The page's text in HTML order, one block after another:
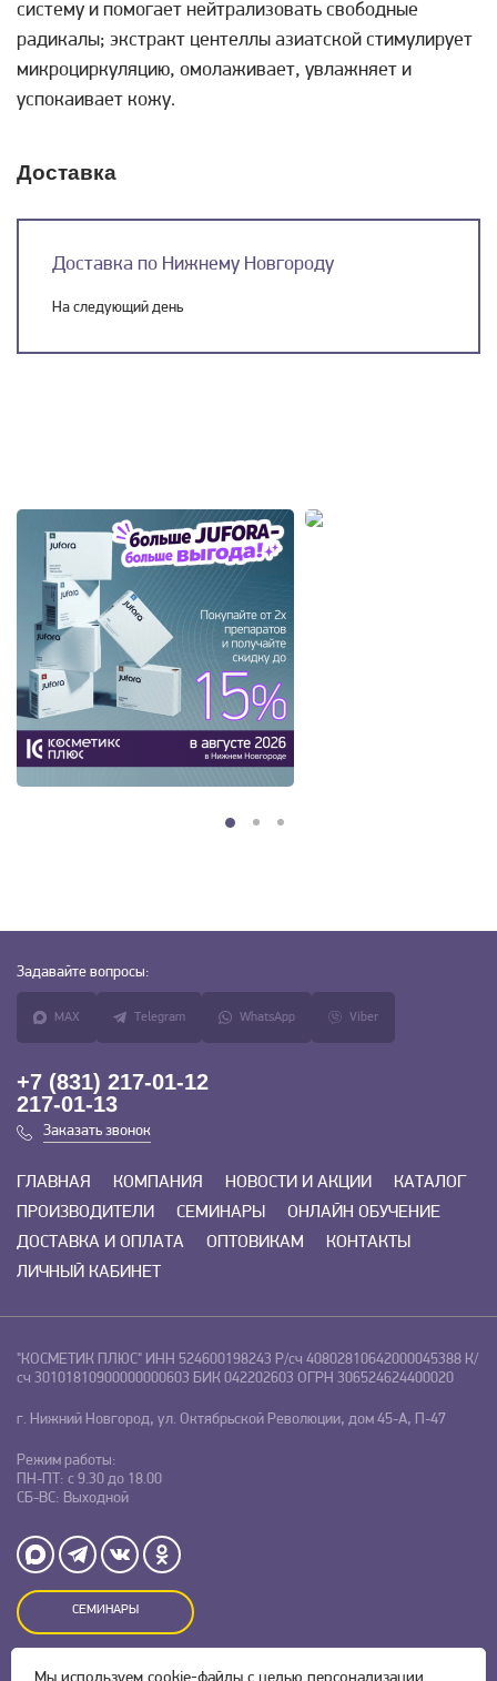
систему и помогает нейтрализовать свободные
радикалы; экстракт центеллы азиатской стимулирует
микроциркуляцию, омолаживает, увлажняет и
успокаивает кожу.
Доставка
Доставка по Нижнему Новгороду
На следующий день
Задавайте вопросы:
MAX Telegram WhatsApp Viber
+7 (831) 217-01-12
217-01-13
Заказать звонок
ГЛАВНАЯ КОМПАНИЯ НОВОСТИ И АКЦИИ
КАТАЛОГ
ПРОИЗВОДИТЕЛИ
СЕМИНАРЫ
ОНЛАЙН ОБУЧЕНИЕ
ДОСТАВКА И ОПЛАТА
ОПТОВИКАМ
КОНТАКТЫ
ЛИЧНЫЙ КАБИНЕТ
"КОСМЕТИК ПЛЮС" ИНН 524600198243 Р/сч 40802810642000045388 К/
сч 30101810900000000603 БИК 042202603 ОГРН 306524624400020
г. Нижний Новгород, ул. Октябрьской Революции, дом 45-А, П-47
Режим работы:
ПН-ПТ: с 9.30 до 18.00
СБ-ВС: Выходной
СЕМИНАРЫ